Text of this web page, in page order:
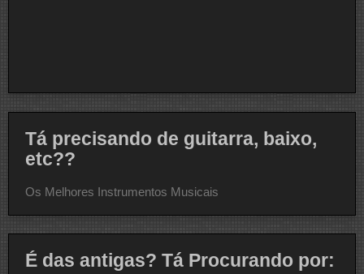
Tá precisando de guitarra, baixo,
etc??
Os Melhores Instrumentos Musicais
É das antigas? Tá Procurando por: